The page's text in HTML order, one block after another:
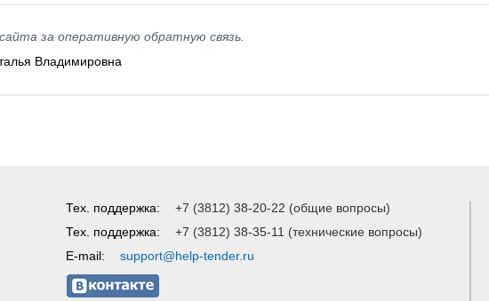
за оперативную обратную связь.
Владимировна
Тех. поддержка:
+7 (3812) 38-20-22 (общие вопросы)
Тех. поддержка:
+7 (3812) 38-35-11 (технические вопросы)
E-mail:
support@help-tender.ru